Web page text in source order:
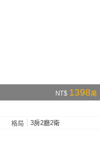
NT$ 1398萬
格局 3房2廳2衛